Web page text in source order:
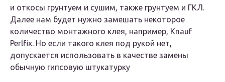
и откосы грунтуем и сушим, также грунтуем и ГКЛ.
Далее нам будет нужно замешать некоторое
количество монтажного клея, например, Knauf
Perlfix. Но если такого клея под рукой нет,
допускается использовать в качестве замены
обычную гипсовую штукатурку